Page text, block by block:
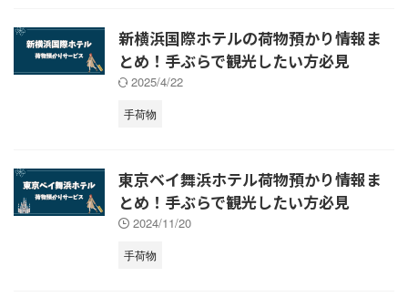
新横浜国際ホテルの荷物預かり情報ま
とめ！手ぶらで観光したい方必見
2025/4/22
手荷物
東京ベイ舞浜ホテル荷物預かり情報ま
とめ！手ぶらで観光したい方必見
2024/11/20
手荷物